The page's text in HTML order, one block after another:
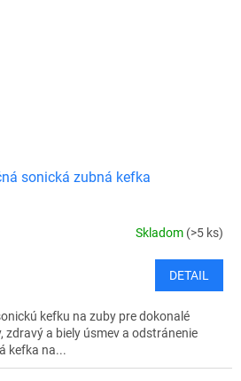
sonická zubná kefka
Skladom (>5 ks)
DETAIL
kefku na zuby pre dokonalé
zdravý a biely úsmev a odstránenie
kefka na...